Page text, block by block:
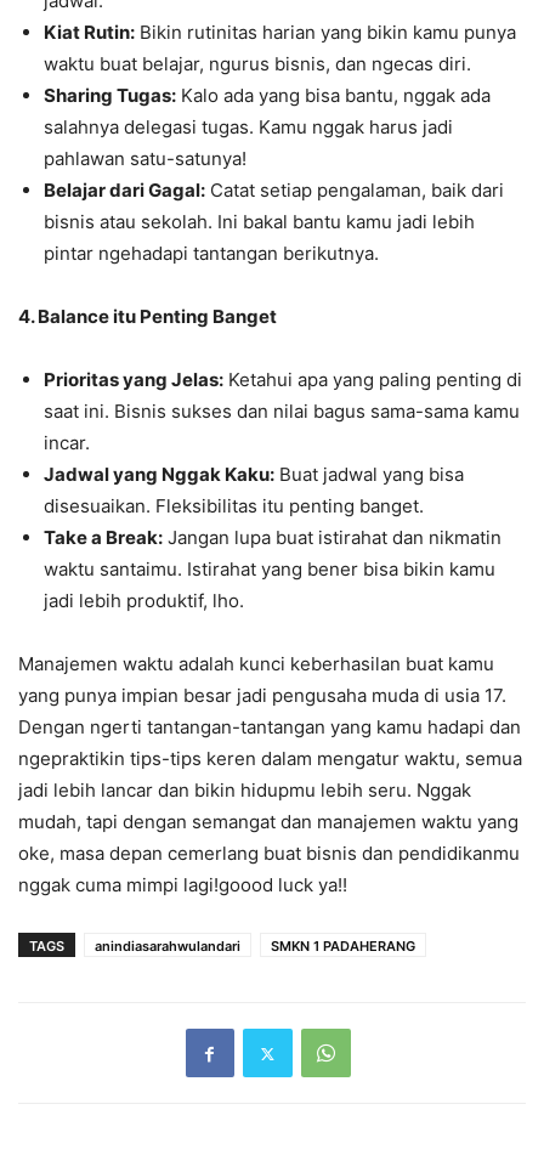
Kiat Rutin: Bikin rutinitas harian yang bikin kamu punya
waktu buat belajar, ngurus bisnis, dan ngecas diri.
Sharing Tugas: Kalo ada yang bisa bantu, nggak ada
salahnya delegasi tugas. Kamu nggak harus jadi
pahlawan satu-satunya!
Belajar dari Gagal: Catat setiap pengalaman, baik dari
bisnis atau sekolah. Ini bakal bantu kamu jadi lebih
pintar ngehadapi tantangan berikutnya.
4. Balance itu Penting Banget
Prioritas yang Jelas: Ketahui apa yang paling penting di
saat ini. Bisnis sukses dan nilai bagus sama-sama kamu
incar.
Jadwal yang Nggak Kaku: Buat jadwal yang bisa
disesuaikan. Fleksibilitas itu penting banget.
Take a Break: Jangan lupa buat istirahat dan nikmatin
waktu santaimu. Istirahat yang bener bisa bikin kamu
jadi lebih produktif, lho.
Manajemen waktu adalah kunci keberhasilan buat kamu
yang punya impian besar jadi pengusaha muda di usia 17.
Dengan ngerti tantangan-tantangan yang kamu hadapi dan
ngepraktikin tips-tips keren dalam mengatur waktu, semua
jadi lebih lancar dan bikin hidupmu lebih seru. Nggak
mudah, tapi dengan semangat dan manajemen waktu yang
oke, masa depan cemerlang buat bisnis dan pendidikanmu
nggak cuma mimpi lagi!goood luck ya!!
TAGS anindiasarahwulandari SMKN 1 PADAHERANG